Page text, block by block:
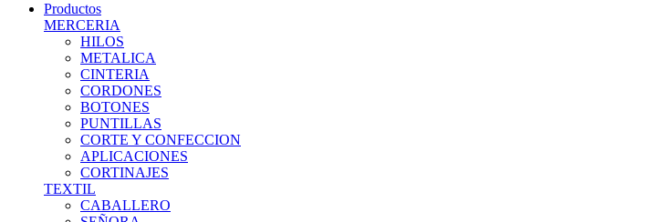
Productos
MERCERIA
HILOS
METALICA
CINTERIA
CORDONES
BOTONES
PUNTILLAS
CORTE Y CONFECCION
APLICACIONES
CORTINAJES
TEXTIL
CABALLERO